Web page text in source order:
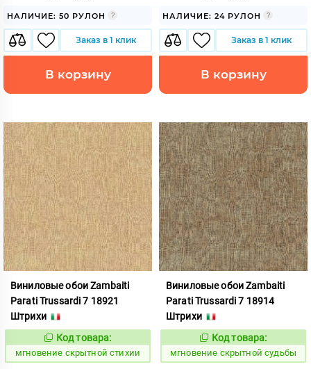
НАЛИЧИЕ: 50 РУЛОН
Заказ в 1 клик
В корзину
НАЛИЧИЕ: 24 РУЛОН
Заказ в 1 клик
В корзину
Виниловые обои Zambaiti
Parati Trussardi 7 18921
Штрихи
948848
Код товара:
мгновение скрытной стихии
Виниловые обои Zambaiti
Parati Trussardi 7 18914
Штрихи
948849
Код товара:
мгновение скрытной судьбы